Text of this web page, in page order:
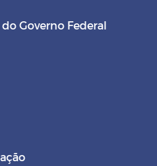
Governo Federal